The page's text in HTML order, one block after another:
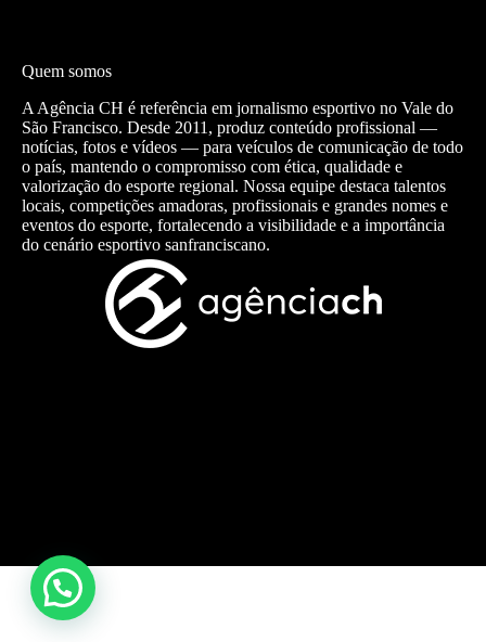
Quem somos
A Agência CH é referência em jornalismo esportivo no Vale do
São Francisco. Desde 2011, produz conteúdo profissional —
notícias, fotos e vídeos — para veículos de comunicação de todo
o país, mantendo o compromisso com ética, qualidade e
valorização do esporte regional. Nossa equipe destaca talentos
locais, competições amadoras, profissionais e grandes nomes e
eventos do esporte, fortalecendo a visibilidade e a importância
do cenário esportivo sanfranciscano.